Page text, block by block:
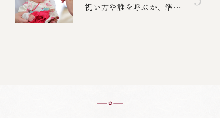
祝い方や誰を呼ぶか、準